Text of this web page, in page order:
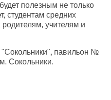
полезным не только
студентам средних
учителям и
павильон №
Сокольники.